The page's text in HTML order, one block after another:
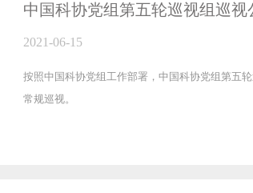
中国科协党组第五轮巡视组巡视
2021-06-15
按照中国科协党组工作部署，中国科协党组第五
常规巡视。